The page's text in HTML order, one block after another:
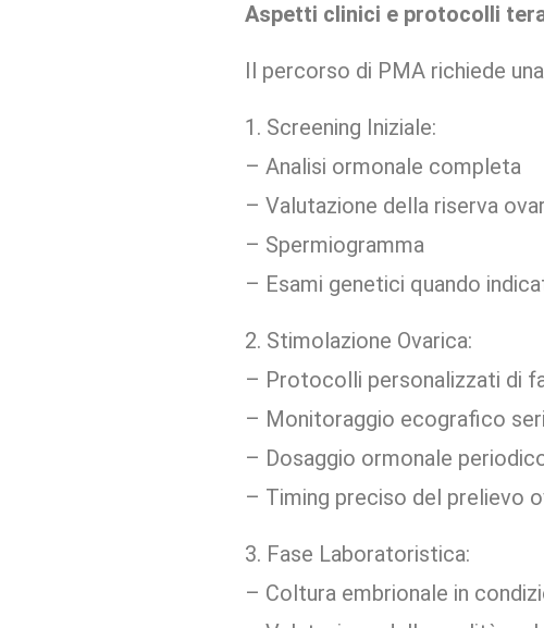
Aspetti clinici e protocolli
Il percorso di PMA richiede
1. Screening Iniziale:
– Analisi ormonale completa
– Valutazione della riserva
– Spermiogramma
– Esami genetici quando
2. Stimolazione Ovarica:
– Protocolli personalizzati di
– Monitoraggio ecografico
– Dosaggio ormonale
– Timing preciso del prelievo
3. Fase Laboratoristica:
– Coltura embrionale in